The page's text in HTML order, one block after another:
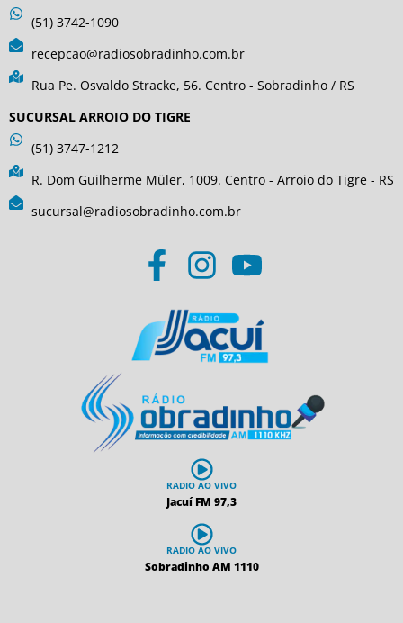
(51) 3742-1090
recepcao@radiosobradinho.com.br
Rua Pe. Osvaldo Stracke, 56. Centro - Sobradinho / RS
SUCURSAL ARROIO DO TIGRE
(51) 3747-1212
R. Dom Guilherme Müler, 1009. Centro - Arroio do Tigre - RS
sucursal@radiosobradinho.com.br
RADIO AO VIVO
Jacuí FM 97,3
RADIO AO VIVO
Sobradinho AM 1110